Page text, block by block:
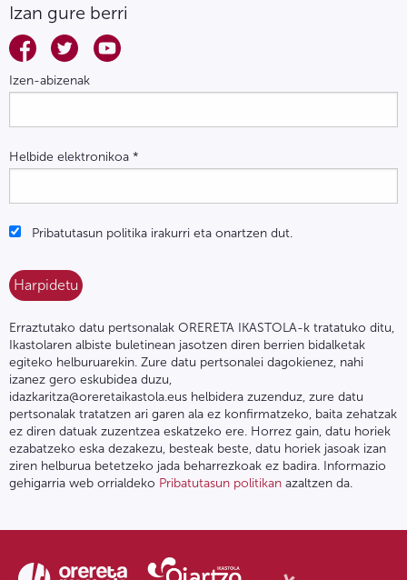
Izan gure berri
Izen-abizenak
Helbide elektronikoa *
Pribatutasun politika irakurri eta onartzen dut.
Erraztutako datu pertsonalak ORERETA IKASTOLA-k tratatuko ditu,
Ikastolaren albiste buletinean jasotzen diren berrien bidalketak
egiteko helburuarekin. Zure datu pertsonalei dagokienez, nahi
izanez gero eskubidea duzu,
idazkaritza@oreretaikastola.eus helbidera zuzenduz, zure datu
pertsonalak tratatzen ari garen ala ez konfirmatzeko, baita zehatzak
ez diren datuak zuzentzea eskatzeko ere. Horrez gain, datu horiek
ezabatzeko eska dezakezu, besteak beste, datu horiek jasoak izan
ziren helburua betetzeko jada beharrezkoak ez badira. Informazio
gehigarria web orrialdeko Pribatutasun politikan azaltzen da.